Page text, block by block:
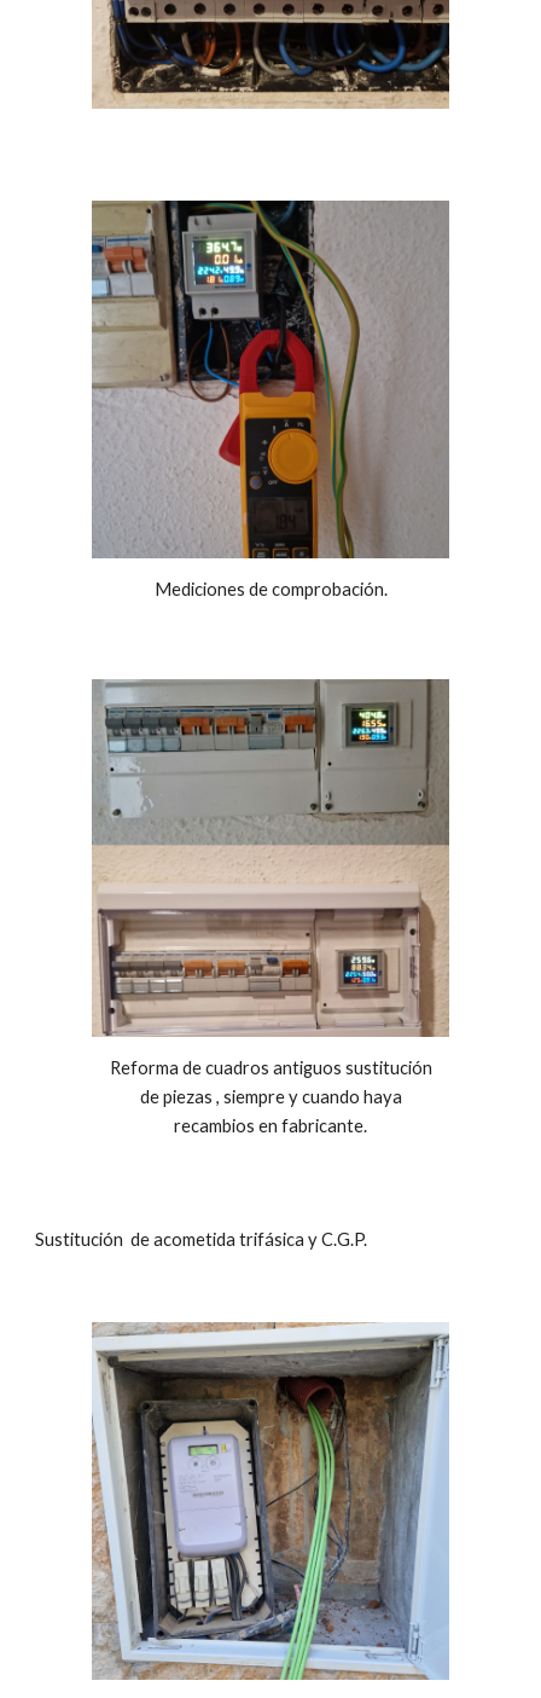
Mediciones de comprobación.
Reforma de cuadros antiguos sustitución
de piezas , siempre y cuando haya
recambios en fabricante.
Sustitución de acometida trifásica y C.G.P.